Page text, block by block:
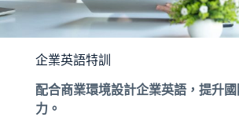
企業英語特訓
配合商業環境設計企業英語，提升
力。